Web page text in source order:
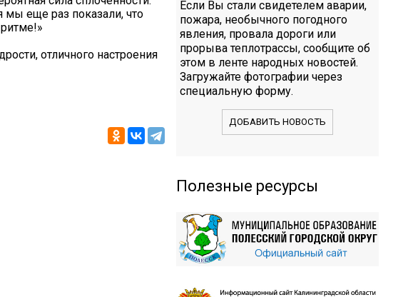
еще раз показали, что
отличного настроения
Если Вы стали свидетелем аварии,
пожара, необычного погодного
явления, провала дороги или
прорыва теплотрассы, сообщите об
этом в ленте народных новостей.
Загружайте фотографии через
специальную форму.
ДОБАВИТЬ НОВОСТЬ
Полезные ресурсы